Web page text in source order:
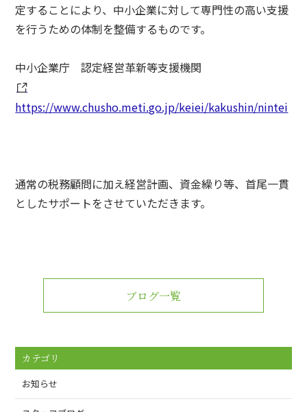
定することにより、中小企業に対して専門性の高い支援
を行うための体制を整備するものです。
中小企業庁 認定経営革新等支援機関
https://www.chusho.meti.go.jp/keiei/kakushin/nintei
通常の税務顧問に加え経営計画、資金繰り等、首尾一貫
としたサポートをさせていただきます。
ブログ一覧
カテゴリ
お知らせ